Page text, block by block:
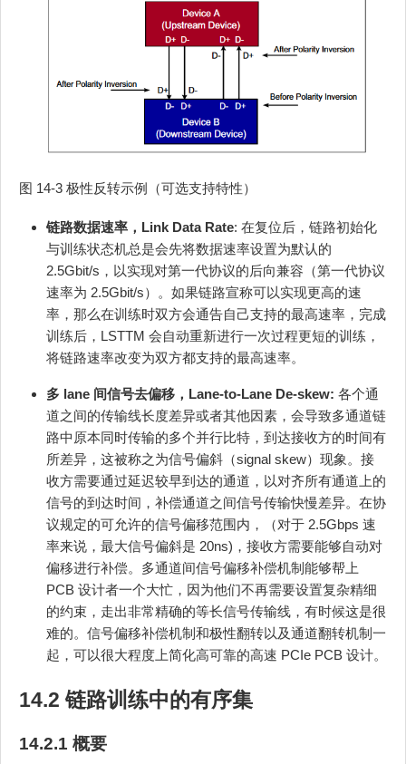
图 14-3 极性反转示例（可选支持特性）
链路数据速率，Link Data Rate: 在复位后，链路初始化
与训练状态机总是会先将数据速率设置为默认的
2.5Gbit/s，以实现对第一代协议的后向兼容（第一代协议
速率为 2.5Gbit/s）。如果链路宣称可以实现更高的速
率，那么在训练时双方会通告自己支持的最高速率，完成
训练后，LSTTM 会自动重新进行一次过程更短的训练，
将链路速率改变为双方都支持的最高速率。
多 lane 间信号去偏移，Lane‐to‐Lane De‐skew: 各个通
道之间的传输线长度差异或者其他因素，会导致多通道链
路中原本同时传输的多个并行比特，到达接收方的时间有
所差异，这被称之为信号偏斜（signal skew）现象。接
收方需要通过延迟较早到达的通道，以对齐所有通道上的
信号的到达时间，补偿通道之间信号传输快慢差异。在协
议规定的可允许的信号偏移范围内，（对于 2.5Gbps 速
率来说，最大信号偏斜是 20ns)，接收方需要能够自动对
偏移进行补偿。多通道间信号偏移补偿机制能够帮上
PCB 设计者一个大忙，因为他们不再需要设置复杂精细
的约束，走出非常精确的等长信号传输线，有时候这是很
难的。信号偏移补偿机制和极性翻转以及通道翻转机制一
起，可以很大程度上简化高可靠的高速 PCIe PCB 设计。
14.2 链路训练中的有序集
14.2.1 概要